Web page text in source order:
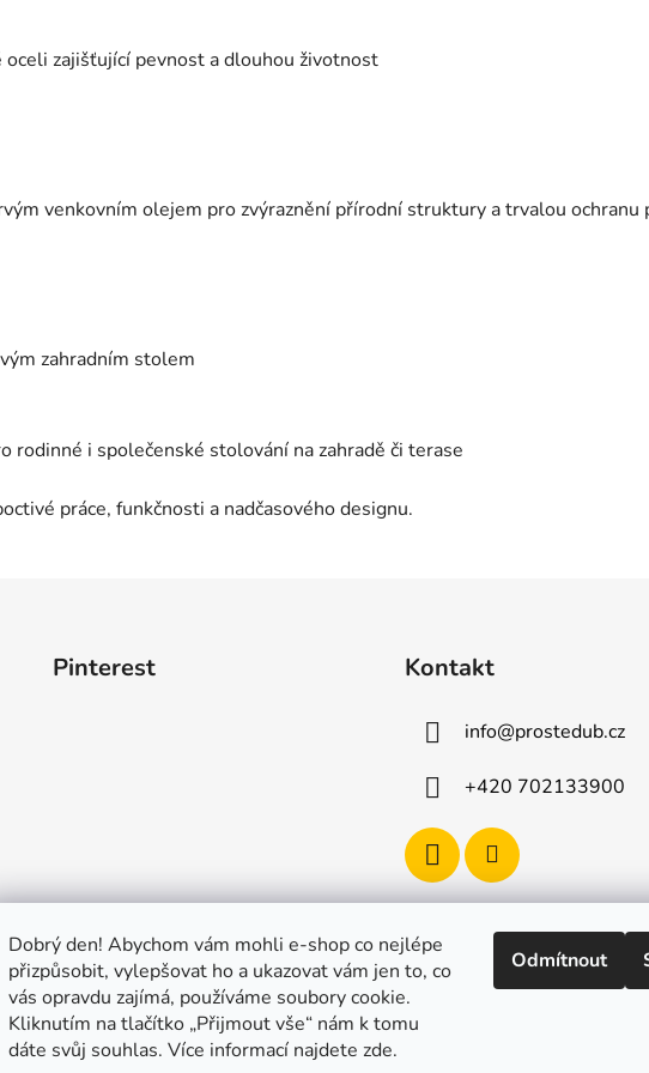
Dobrý den! Abychom vám mohli e-shop co nejlépe
přizpůsobit, vylepšovat ho a ukazovat vám jen to, co
vás opravdu zajímá, používáme soubory cookie.
Kliknutím na tlačítko „Přijmout vše“ nám k tomu
dáte svůj souhlas. Více informací najdete zde.
Odmítnout
oceli zajišťující pevnost a dlouhou životnost
venkovním olejem pro zvýraznění přírodní struktury a trvalou ochranu
zahradním stolem
rodinné i společenské stolování na zahradě či terase
práce, funkčnosti a nadčasového designu.
Pinterest Kontakt
info@prostedub.cz
+420 702133900